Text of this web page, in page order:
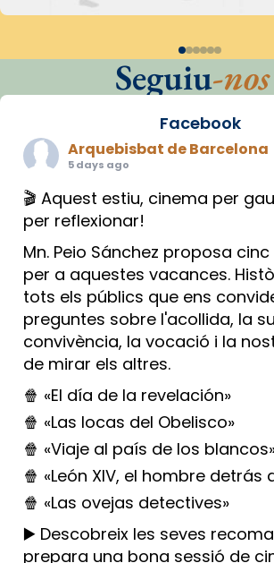
Seguiu-nos
Facebook
Arquebisbat de Barcelona
5 days ago
🎬 Aquest estiu, cinema per
per reflexionar!
Mn. Peio Sánchez proposa cinc
per a aquestes vacances.
tots els públics que ens
preguntes sobre l'acollida, la
convivència, la vocació i la
de mirar els altres.
🍿 «El día de la revelación»
🍿 «Las locas del Obelisco»
🍿 «Viaje al país de los
🍿 «León XIV, el hombre detrás
🍿 «Las ovejas detectives»
▶️ Descobreix les seves
prepara una bona sessió de